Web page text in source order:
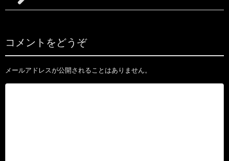
コメントをどうぞ
メールアドレスが公開されることはありません。